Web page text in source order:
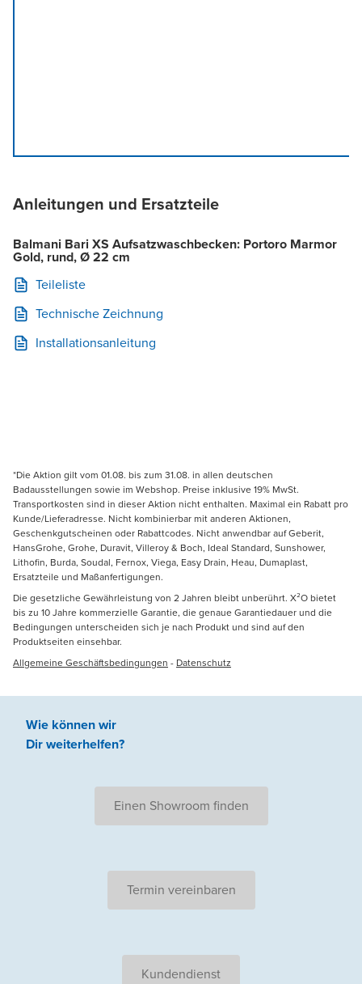
Anleitungen und Ersatzteile
Balmani Bari XS Aufsatzwaschbecken: Portoro Marmor
Gold, rund, Ø 22 cm
Teileliste
Technische Zeichnung
Installationsanleitung
*Die Aktion gilt vom 01.08. bis zum 31.08. in allen deutschen
Badausstellungen sowie im Webshop. Preise inklusive 19% MwSt.
Transportkosten sind in dieser Aktion nicht enthalten. Maximal ein Rabatt pro
Kunde/Lieferadresse. Nicht kombinierbar mit anderen Aktionen,
Geschenkgutscheinen oder Rabattcodes. Nicht anwendbar auf Geberit,
HansGrohe, Grohe, Duravit, Villeroy & Boch, Ideal Standard, Sunshower,
Lithofin, Burda, Soudal, Fernox, Viega, Easy Drain, Heau, Dumaplast,
Ersatzteile und Maßanfertigungen.
Die gesetzliche Gewährleistung von 2 Jahren bleibt unberührt. X²O bietet
bis zu 10 Jahre kommerzielle Garantie, die genaue Garantiedauer und die
Bedingungen unterscheiden sich je nach Produkt und sind auf den
Produktseiten einsehbar.
Allgemeine Geschäftsbedingungen - Datenschutz
Wie können wir
Dir weiterhelfen?
Einen Showroom finden
Termin vereinbaren
Kundendienst